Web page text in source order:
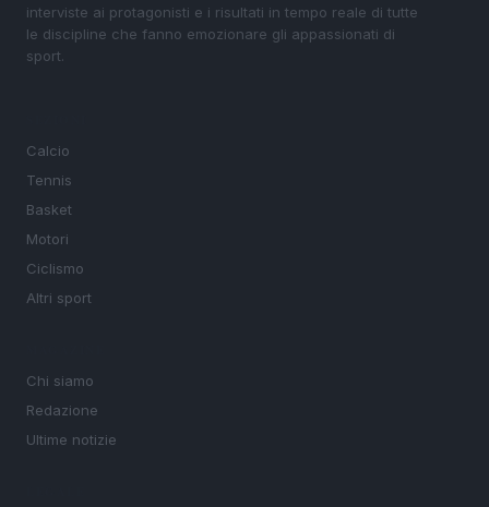
interviste ai protagonisti e i risultati in tempo reale di tutte
le discipline che fanno emozionare gli appassionati di
sport.
Calcio
Tennis
Basket
Motori
Ciclismo
Altri sport
Chi siamo
Redazione
Ultime notizie